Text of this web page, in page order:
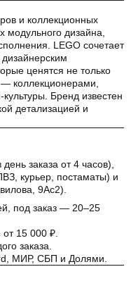
и коллекционных
модульного дизайна,
LEGO сочетает
ценятся не только
коллекционерами,
Бренд известен
детализацией и
заказа от 4 часов),
курьер, постаматы) и
9Ас2).
под заказ — 20–25
от 15 000 ₽.
заказа.
МИР, СБП и Долями.